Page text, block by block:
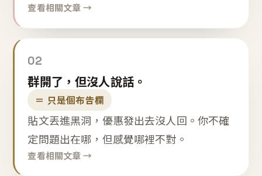
查看相關文章 →
02
群開了，但沒人說話。
＝ 只是個布告欄
貼文丟進黑洞，優惠發出去沒人回。你不確
定問題出在哪，但感覺哪裡不對。
查看相關文章 →